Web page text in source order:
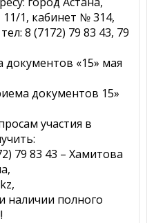
11/1, кабинет № 314,
8 (7172) 79 83 43, 79
«15» мая
документов 15»
участия в
79 83 43 – Хамитова
наличии полного